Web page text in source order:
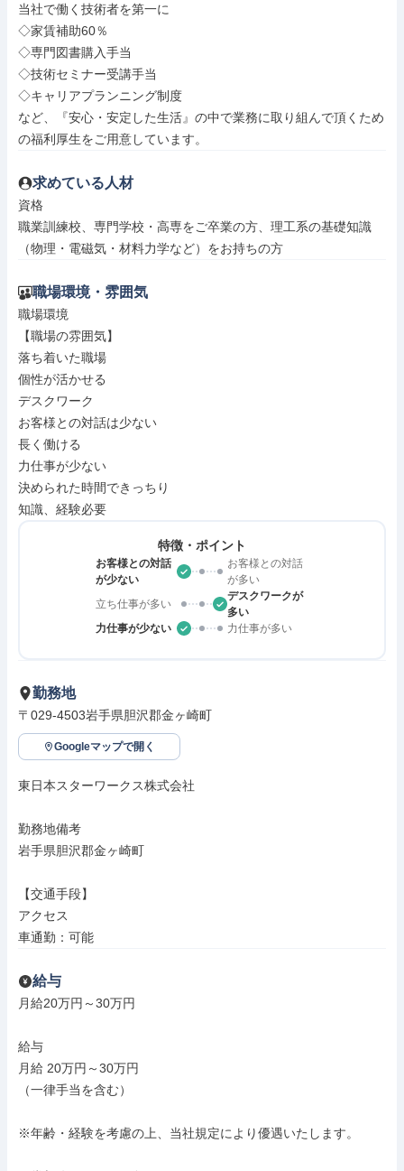
当社で働く技術者を第一に
◇家賃補助60％
◇専門図書購入手当
◇技術セミナー受講手当
◇キャリアプランニング制度
など、『安心・安定した生活』の中で業務に取り組んで頂くため
の福利厚生をご用意しています。
求めている人材
資格
職業訓練校、専門学校・高専をご卒業の方、理工系の基礎知識
（物理・電磁気・材料力学など）をお持ちの方
職場環境・雰囲気
職場環境
【職場の雰囲気】
落ち着いた職場
個性が活かせる
デスクワーク
お客様との対話は少ない
長く働ける
力仕事が少ない
決められた時間できっちり
知識、経験必要
特徴・ポイント
お客様との対話
が少ない
お客様との対話
が多い
立ち仕事が多い
デスクワークが
多い
力仕事が少ない
力仕事が多い
勤務地
〒029-4503岩手県胆沢郡金ヶ崎町
Googleマップで開く
東日本スターワークス株式会社
勤務地備考
岩手県胆沢郡金ヶ崎町
【交通手段】
アクセス
車通勤：可能
給与
月給20万円～30万円
給与
月給 20万円～30万円
（一律手当を含む）
※年齢・経験を考慮の上、当社規定により優遇いたします。